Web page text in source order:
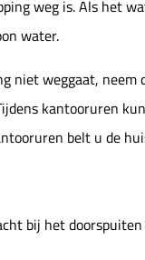
weg is. Als het
water.
niet weggaat, neem
kantooruren
belt u de
bij het